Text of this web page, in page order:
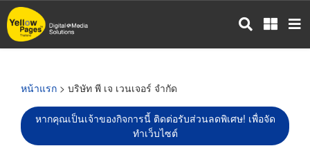
ข้าม
ไป
หน้าแรก > บริษัท พี เจ เวนเจอร์ จำกัด
หากคุณเป็นเจ้าของกิจการนี้ ติดต่อรับส่วนลดพิเศษ! เพื่อจัด
ทำเว็บไซต์